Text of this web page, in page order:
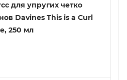
для упругих четко
Davines This is a Curl
250 мл